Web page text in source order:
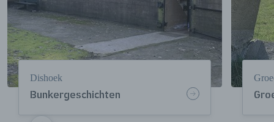
Bunkergeschichten
Dishoek